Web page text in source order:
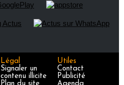
Légal
Signaler un
contenu illicite
Utiles
Contact
Publicité